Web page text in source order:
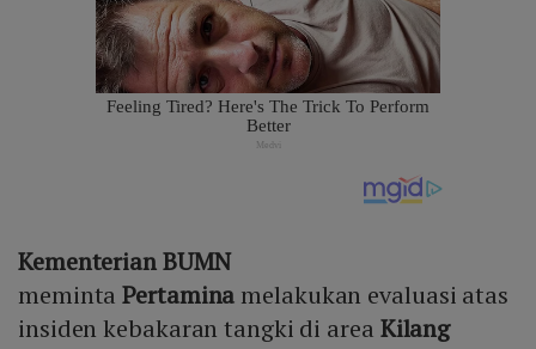
Kementerian BUMN
memintaPertamina melakukan evaluasi atas
insiden kebakaran tangki di area Kilang